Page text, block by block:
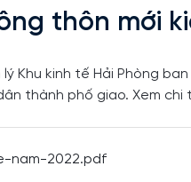
thôn mới
Khu kinh tế Hải Phòng
thành phố giao. Xem
nam-2022.pdf